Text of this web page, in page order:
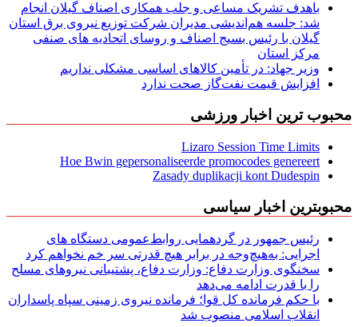
باهدف تشریک مساعی و جلب همکاری اصناف گیلان انجام
شد: جلسه هم‌اندیشی مدیران شركت توزیع نیروی برق استان
گیلان با رئیس بسیج اصناف و روسای اتحادیه های صنفی
مركز استان
وزیر جهاد: در تأمین کالاهای اساسی مشکلی نداریم
افزایش قیمت نفت‌گاز صحت ندارد
محبوب ترین اخبار ورزشی
Lizaro Session Time Limits
Hoe Bwin gepersonaliseerde promocodes genereert
Zasady duplikacji kont Dudespin
محبوبترین اخبار سیاسی
رئیس جمهور در گردهمایی روابط‌عمومی دستگاه های
اجرایی: به‌هیچ‌وجه در برابر هیچ قدرتی سر خم نخواهم کرد
سخنگوی وزارت دفاع: وزارت دفاع، پشتیبانی نیرو‌های مسلح
را با قدرت ادامه می‌دهد
با حکم فرمانده کل قوا؛ فرمانده نیروی زمینی سپاه پاسداران
انقلاب اسلامی منصوب شد